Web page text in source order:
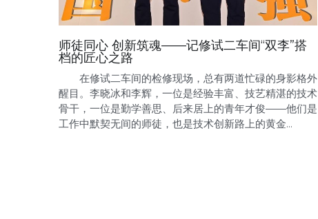
师徒同心 创新筑魂——记修试二车间“双李”搭
档的匠心之路
在修试二车间的检修现场，总有两道忙碌的身影格外
醒目。李晓冰和李辉，一位是经验丰富、技艺精湛的技术
骨干，一位是勤学善思、后来居上的青年才俊——他们是
工作中默契无间的师徒，也是技术创新路上的黄金...